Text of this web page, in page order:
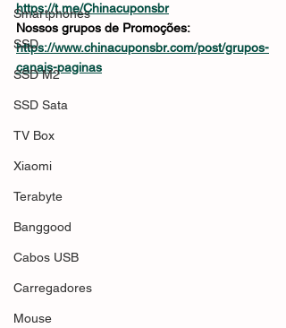
Smartphones
SSD
SSD M2
SSD Sata
TV Box
Xiaomi
Terabyte
Banggood
Cabos USB
Carregadores
Mouse
https://t.me/Chinacuponsbr
Nossos grupos de Promoções:
https://www.chinacuponsbr.com/post/grupos-
canais-paginas